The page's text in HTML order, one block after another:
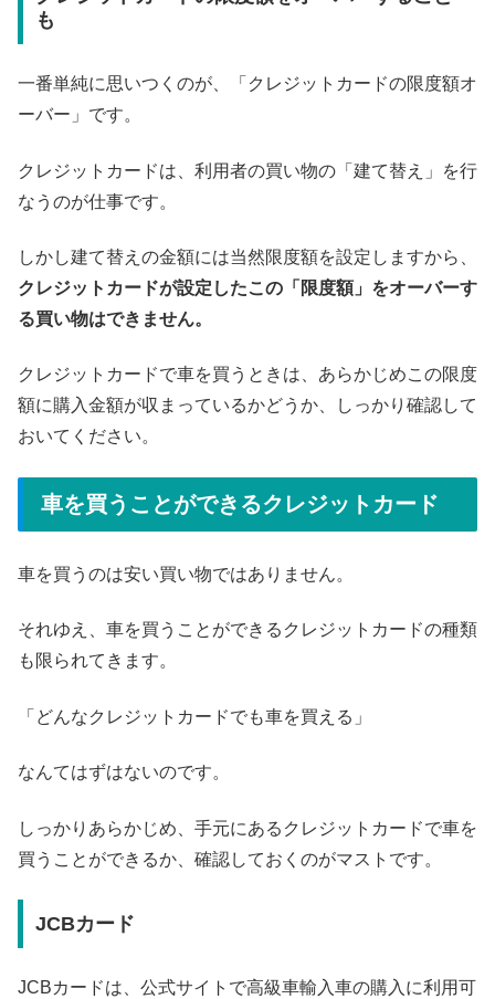
も
一番単純に思いつくのが、「クレジットカードの限度額オ
ーバー」です。
クレジットカードは、利用者の買い物の「建て替え」を行
なうのが仕事です。
しかし建て替えの金額には当然限度額を設定しますから、
クレジットカードが設定したこの「限度額」をオーバーす
る買い物はできません。
クレジットカードで車を買うときは、あらかじめこの限度
額に購入金額が収まっているかどうか、しっかり確認して
おいてください。
車を買うことができるクレジットカード
車を買うのは安い買い物ではありません。
それゆえ、車を買うことができるクレジットカードの種類
も限られてきます。
「どんなクレジットカードでも車を買える」
なんてはずはないのです。
しっかりあらかじめ、手元にあるクレジットカードで車を
買うことができるか、確認しておくのがマストです。
JCBカード
JCBカードは、公式サイトで高級車輸入車の購入に利用可